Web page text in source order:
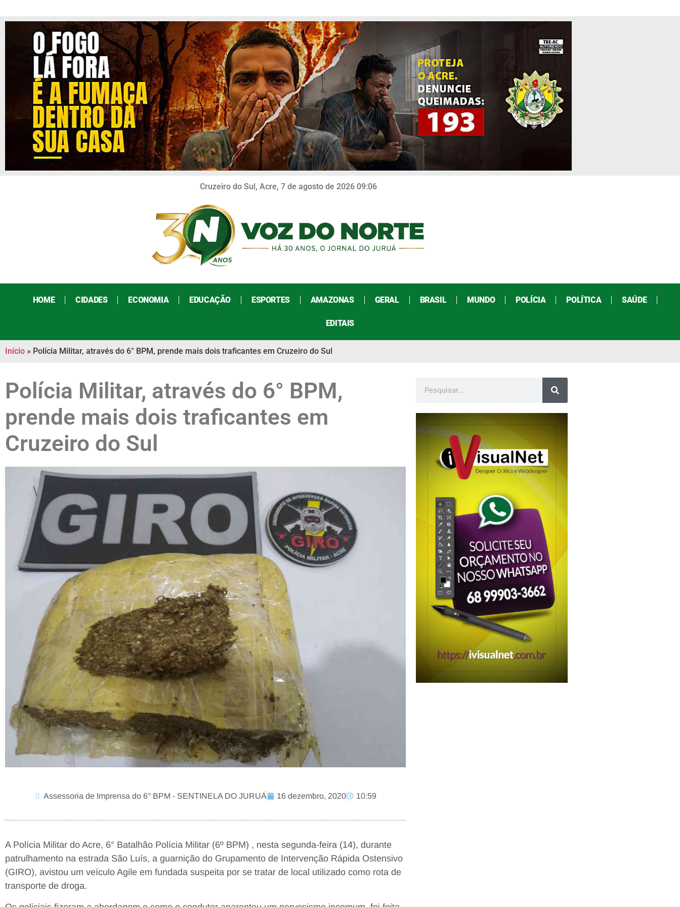
Cruzeiro do Sul, Acre, 7 de agosto de 2026 09:06
HOME CIDADES ECONOMIA EDUCAÇÃO ESPORTES AMAZONAS GERAL BRASIL MUNDO POLÍCIA POLÍTICA SAÚDE
EDITAIS
Início » Polícia Militar, através do 6° BPM, prende mais dois traficantes em Cruzeiro do Sul
Polícia Militar, através do 6° BPM,
prende mais dois traficantes em
Cruzeiro do Sul
Assessoria de Imprensa do 6° BPM - SENTINELA DO JURUÁ 16 dezembro, 2020 10:59
A Polícia Militar do Acre, 6° Batalhão Polícia Militar (6º BPM) , nesta segunda-feira (14), durante
patrulhamento na estrada São Luís, a guarnição do Grupamento de Intervenção Rápida Ostensivo
(GIRO), avistou um veículo Agile em fundada suspeita por se tratar de local utilizado como rota de
transporte de droga.